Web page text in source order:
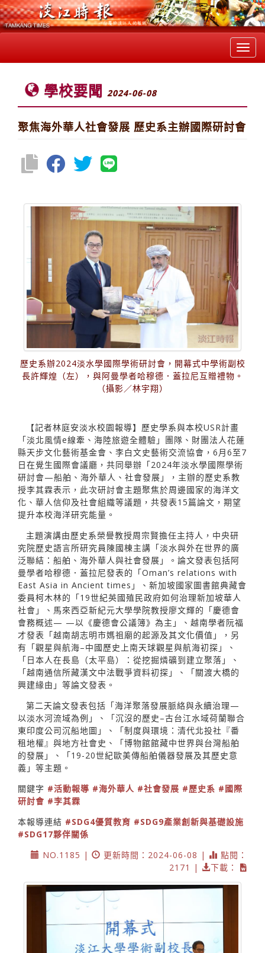
學校要聞 2024-06-08
聚焦海外華人社會發展 歷史系主辦國際研討會
歷史系辦2024淡水學國際學術研討會，開幕式中學術副校
長許輝煌（左），與阿曼學者哈穆德．蓋拉尼互贈禮物。
（攝影／林宇翔）
【記者林庭安淡水校園報導】歷史學系與本校USR計畫
「淡北風情e線牽、海陸旅遊全體驗」團隊、財團法人花蓮
縣天步文化藝術基金會、李白文史藝術交流協會，6月6至7
日在覺生國際會議廳，共同舉辦「2024年淡水學國際學術
研討會—船舶、海外華人、社會發展」，主辦的歷史系教
授李其霖表示，此次研討會主題聚焦於周邊國家的海洋文
化、華人信仰及社會組織等議題，共發表15篇論文，期望
提升本校海洋研究能量。
主題演講由歷史系榮譽教授周宗賢擔任主持人，中央研
究院歷史語言所研究員陳國棟主講「淡水與外在世界的廣
泛聯結：船舶、海外華人與社會發展」。論文發表包括阿
曼學者哈穆德．蓋拉尼發表的「Oman’s relations with
East Asia in Ancient times」、新加坡國家圖書館典藏會
委員柯木林的「19世紀英國殖民政府如何治理新加坡華人
社會」、馬來西亞新紀元大學學院教授廖文輝的「慶德會
會務概述— —以《慶德會公議簿》為主」、越南學者阮福
才發表「越南胡志明市媽祖廟的起源及其文化價值」，另
有「觀星與航海–中國歷史上南天球觀星與航海初探」、
「日本人在長島（太平島）：從挖掘燐礦到建立聚落」、
「越南通信所藏漢文中法戰爭資料初探」、「關渡大橋的
興建緣由」等論文發表。
第二天論文發表包括「海洋聚落發展脈絡與永續治理—
以淡水河流域為例」、「沉沒的歷史–古台江水域荷蘭聯合
東印度公司沉船地圖」、「制度與環境：清代北投社『番
租地權』與地方社會史、「博物館館藏中世界與台灣船舶
的發展」、「19-20世紀歐美傳船舶儀器發展及其歷史意
義」等主題。
關鍵字 #活動報導 #海外華人 #社會發展 #歷史系 #國際
研討會 #李其霖
本報導連結 #SDG4優質教育 #SDG9產業創新與基礎設施
#SDG17夥伴關係
NO.1185 |
更新時間：2024-06-08 |
點閱：
2171 |
下載：